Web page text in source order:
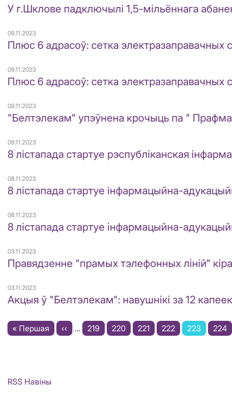
У г.Шклове падключылі 1,5-мільённага
09.11.2023
Плюс 6 адрасоў: сетка электразаправачных
09.11.2023
Плюс 6 адрасоў: сетка электразаправачных
09.11.2023
"Белтэлекам" упэўнена крочыць па "
09.11.2023
8 лістапада стартуе рэспубліканская
08.11.2023
8 лістапада стартуе інфармацыйна-
08.11.2023
8 лістапада стартуе інфармацыйна-
03.11.2023
Правядзенне "прамых тэлефонных ліній"
03.11.2023
Акцыя ў "Белтэлекам": навушнікі за 12
Pagination
First
« Першая
Previous
‹‹ … Старонка
219 Старонка
220 Старонка
221 Старонка
222
Current
223 224
RSS Навіны